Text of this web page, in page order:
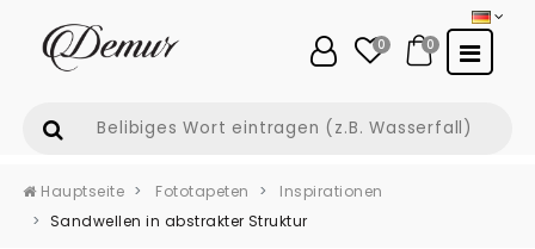
0 0
Hauptseite Fototapeten
Inspirationen
Sandwellen in abstrakter Struktur